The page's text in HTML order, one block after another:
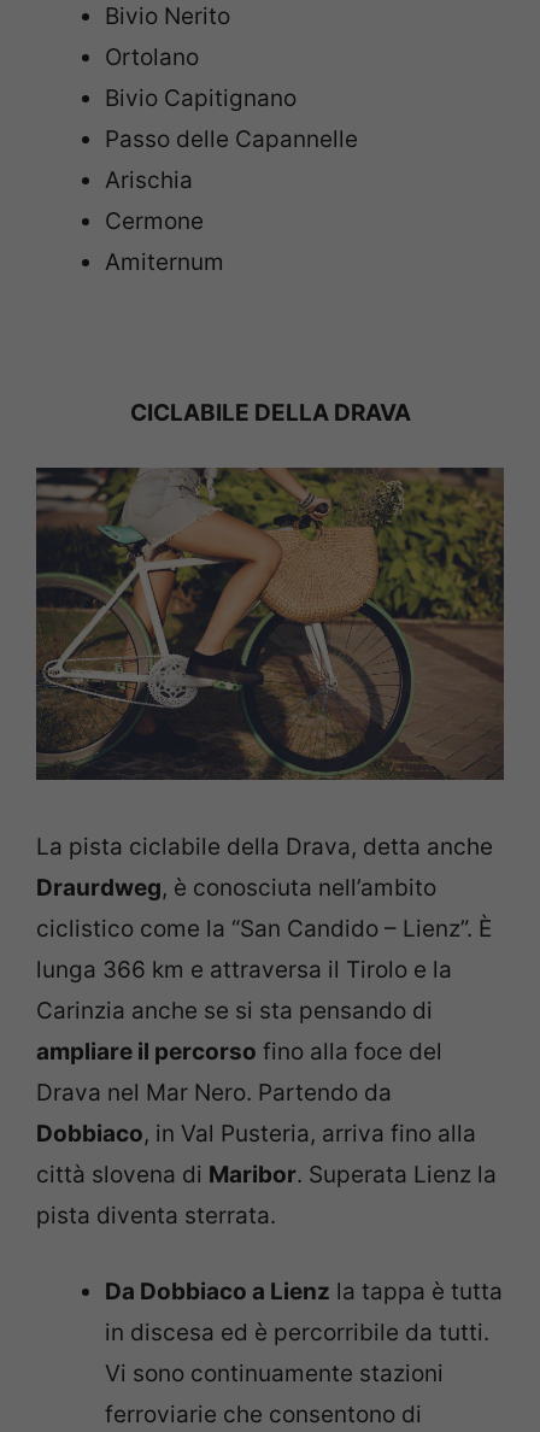
Bivio Nerito
Ortolano
Bivio Capitignano
Passo delle Capannelle
Arischia
Cermone
Amiternum
CICLABILE DELLA DRAVA
La pista ciclabile della Drava, detta anche
Draurdweg, è conosciuta nell’ambito
ciclistico come la “San Candido – Lienz”. È
lunga 366 km e attraversa il Tirolo e la
Carinzia anche se si sta pensando di
ampliare il percorso fino alla foce del
Drava nel Mar Nero. Partendo da
Dobbiaco, in Val Pusteria, arriva fino alla
città slovena di Maribor. Superata Lienz la
pista diventa sterrata.
Da Dobbiaco a Lienz la tappa è tutta
in discesa ed è percorribile da tutti.
Vi sono continuamente stazioni
ferroviarie che consentono di